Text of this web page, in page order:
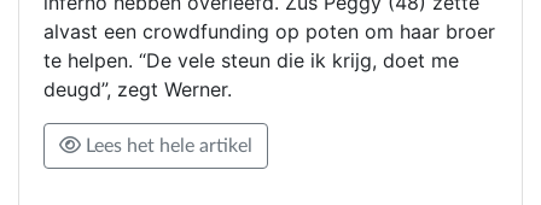
alvast een crowdfunding op poten om haar broer
te helpen. “De vele steun die ik krijg, doet me
deugd”, zegt Werner.
Lees het hele artikel